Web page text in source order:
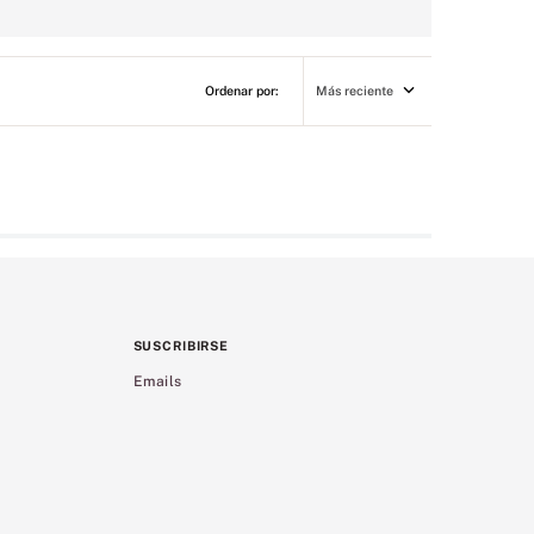
Más reciente
SUSCRIBIRSE
Emails